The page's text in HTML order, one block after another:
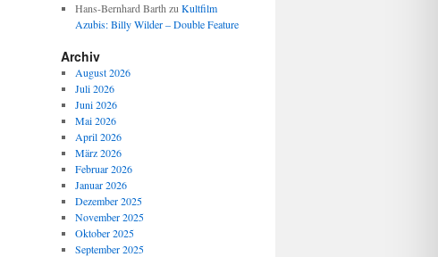
Hans-Bernhard Barth zu Kultfilm
Azubis: Billy Wilder – Double Feature
Archiv
August 2026
Juli 2026
Juni 2026
Mai 2026
April 2026
März 2026
Februar 2026
Januar 2026
Dezember 2025
November 2025
Oktober 2025
September 2025